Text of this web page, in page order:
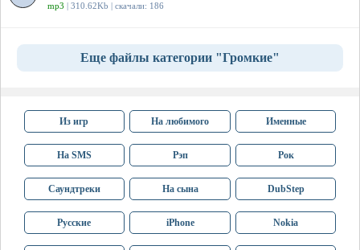
mp3 | 310.62Kb | скачали: 186
Еще файлы категории "Громкие"
Из игр На любимого Именные
На SMS Рэп Рок
Саундтреки На сына DubStep
Русские iPhone Nokia